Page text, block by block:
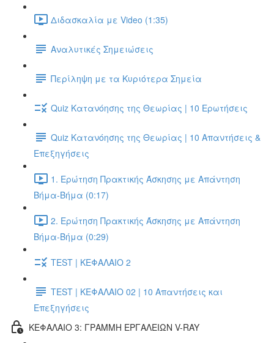
Διδασκαλία με Video (1:35)
Αναλυτικές Σημειώσεις
Περίληψη με τα Κυριότερα Σημεία
Quiz Κατανόησης της Θεωρίας | 10 Ερωτήσεις
Quiz Κατανόησης της Θεωρίας | 10 Απαντήσεις &
Επεξηγήσεις
1. Ερώτηση Πρακτικής Άσκησης με Απάντηση
Βήμα-Βήμα (0:17)
2. Ερώτηση Πρακτικής Άσκησης με Απάντηση
Βήμα-Βήμα (0:29)
TEST | ΚΕΦΑΛΑΙΟ 2
TEST | ΚΕΦΑΛΑΙΟ 02 | 10 Απαντήσεις και
Επεξηγήσεις
ΚΕΦΑΛΑΙΟ 3: ΓΡΑΜΜΗ ΕΡΓΑΛΕΙΩΝ V-RAY